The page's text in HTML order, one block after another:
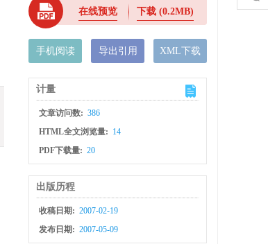
在线预览 下载(0.2MB)
手机阅读 导出引用 XML下载
计量
文章访问数: 386
HTML全文浏览量: 14
PDF下载量: 20
出版历程
收稿日期: 2007-02-19
发布日期: 2007-05-09